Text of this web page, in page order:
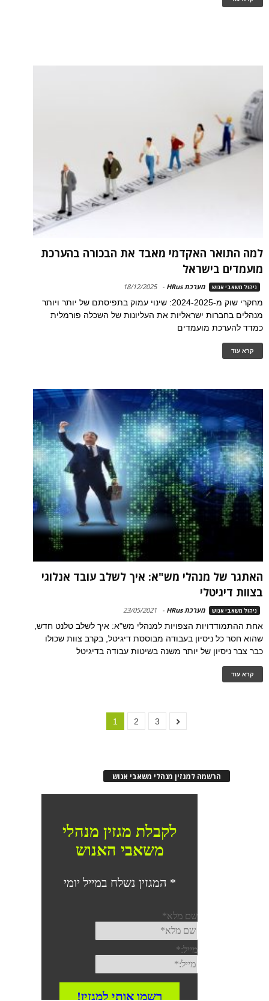
למה התואר האקדמי מאבד את הבכורה בהערכת
מועמדים בישראל
ניהול משאבי אנוש מערכת HRus -
18/12/2025
מחקרי שוק מ-2024-2025: שינוי עמוק בתפיסתם של יותר ויותר
מנהלים בחברות ישראליות את העליונות של השכלה פורמלית
כמדד להערכת מועמדים
קרא עוד
האתגר של מנהלי מש"א: איך לשלב עובד אנלוגי
בצוות דיגיטלי
ניהול משאבי אנוש מערכת HRus -
23/05/2021
אחת ההתמודדויות הצפויות למנהלי מש"א: איך לשלב טלנט חדש,
שהוא חסר כל ניסיון בעבודה מבוססת דיגיטל, בקרב צוות שכולו
כבר צבר ניסיון של יותר משנה בשיטות עבודה בדיגיטל
קרא עוד
1 2 3
הרשמה למגזין מנהלי משאבי אנוש